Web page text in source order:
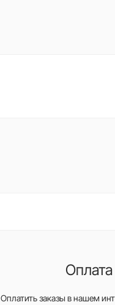
Оплата
Оплатить заказы в нашем